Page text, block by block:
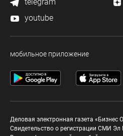
youtube
мобильное приложение
Деловая электронная газета «Бизнес
Свидетельство о регистрации СМИ